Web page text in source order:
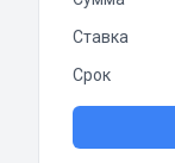
Ставка
Срок